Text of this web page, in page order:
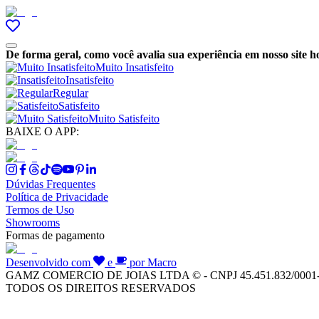
De forma geral, como você avalia sua experiência em nosso site
Muito Insatisfeito
Insatisfeito
Regular
Satisfeito
Muito Satisfeito
BAIXE O APP:
Dúvidas Frequentes
Política de Privacidade
Termos de Uso
Showrooms
Formas de pagamento
Desenvolvido com e
por Macro
GAMZ COMERCIO DE JOIAS LTDA © - CNPJ 45.451.832/
TODOS OS DIREITOS RESERVADOS